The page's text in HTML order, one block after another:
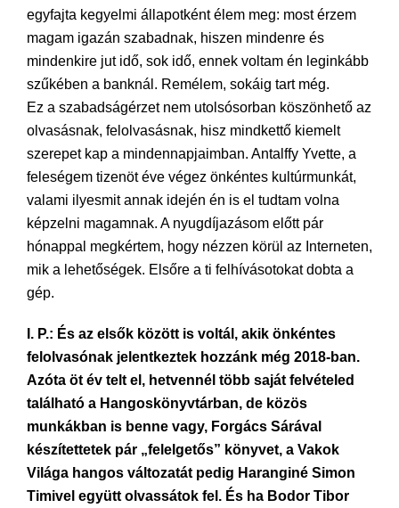
egyfajta kegyelmi állapotként élem meg: most érzem
magam igazán szabadnak, hiszen mindenre és
mindenkire jut idő, sok idő, ennek voltam én leginkább
szűkében a banknál. Remélem, sokáig tart még.
Ez a szabadságérzet nem utolsósorban köszönhető az
olvasásnak, felolvasásnak, hisz mindkettő kiemelt
szerepet kap a mindennapjaimban. Antalffy Yvette, a
feleségem tizenöt éve végez önkéntes kultúrmunkát,
valami ilyesmit annak idején én is el tudtam volna
képzelni magamnak. A nyugdíjazásom előtt pár
hónappal megkértem, hogy nézzen körül az Interneten,
mik a lehetőségek. Elsőre a ti felhívásotokat dobta a
gép.
I. P.: És az elsők között is voltál, akik önkéntes
felolvasónak jelentkeztek hozzánk még 2018-ban.
Azóta öt év telt el, hetvennél több saját felvételed
található a Hangoskönyvtárban, de közös
munkákban is benne vagy, Forgács Sárával
készítettetek pár „felelgetős” könyvet, a Vakok
Világa hangos változatát pedig Haranginé Simon
Timivel együtt olvassátok fel. És ha Bodor Tibor